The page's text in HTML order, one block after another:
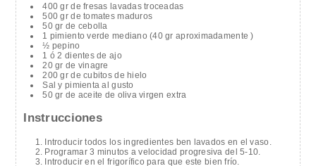
400 gr de fresas lavadas troceadas
500 gr de tomates maduros
50 gr de cebolla
1 pimiento verde mediano (40 gr aproximadamente )
½ pepino
1 ó 2 dientes de ajo
20 gr de vinagre
200 gr de cubitos de hielo
Sal y pimienta al gusto
50 gr de aceite de oliva virgen extra
Instrucciones
Introducir todos los ingredientes ben lavados en el vaso.
Programar 3 minutos a velocidad progresiva del 5-10.
Introducir en el frigorífico para que este bien frío.